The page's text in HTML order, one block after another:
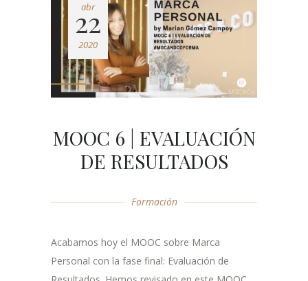
abr
22
2020
MOOC 6 | EVALUACIÓN
DE RESULTADOS
Formación
Acabamos hoy el MOOC sobre Marca
Personal con la fase final: Evaluación de